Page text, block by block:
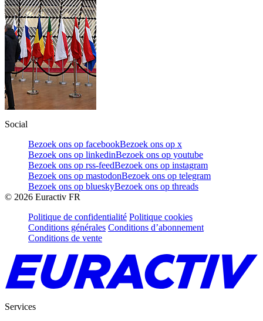
Social
Bezoek ons op facebookBezoek ons op x
Bezoek ons op linkedinBezoek ons op youtube
Bezoek ons op rss-feedBezoek ons op instagram
Bezoek ons op mastodonBezoek ons op telegram
Bezoek ons op blueskyBezoek ons op threads
© 2026 Euractiv FR
Politique de confidentialité Politique cookies
Conditions générales Conditions d’abonnement
Conditions de vente
Services